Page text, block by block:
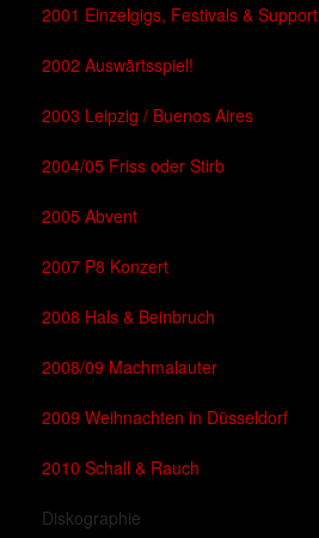
2001 Einzelgigs, Festivals & Support
2002 Auswärtsspiel!
2003 Leipzig / Buenos Aires
2004/05 Friss oder Stirb
2005 Abvent
2007 P8 Konzert
2008 Hals & Beinbruch
2008/09 Machmalauter
2009 Weihnachten in Düsseldorf
2010 Schall & Rauch
Diskographie